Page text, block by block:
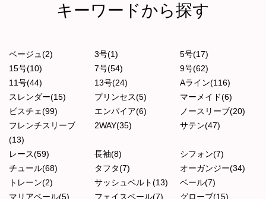
キーワードから探す
ベージュ(2) 3号(1)
5号(17)
15号(10)
7号(54)
9号(62)
11号(44)
13号(24)
Aライン(116)
スレンダー(15)
プリンセス(5)
マーメイド(6)
ビスチェ(99)
エンパイア(6)
ノースリーブ(20)
フレンチスリーブ
(13)
2WAY(35) サテン(47)
レース(59) 長袖(8)
シフォン(7)
チュール(68)
タフタ(7)
オーガンジー(34)
トレーン(2)
サッシュベルト(13)
ベール(7)
マリアベール(5)
フェイスベール(7) グローブ(15)